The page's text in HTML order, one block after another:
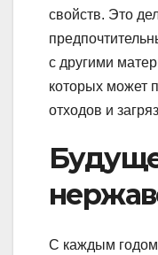
свойств. Это
с другими
которых может
отходов и
С каждым